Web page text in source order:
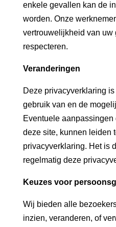
enkele gevallen kan de
worden. Onze
vertrouwelijkheid van uw
respecteren.
Veranderingen
Deze privacyverklaring
gebruik van en de
Eventuele
deze site, kunnen leiden
privacyverklaring. Het is
regelmatig deze
Keuzes voor
Wij bieden alle
inzien, veranderen, of